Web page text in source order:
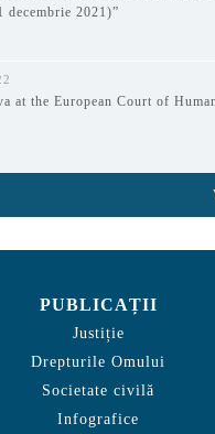
decembrie 2021)”
at the European Court of
PUBLICAȚII
Justiție
Drepturile Omului
Societate civilă
Infografice